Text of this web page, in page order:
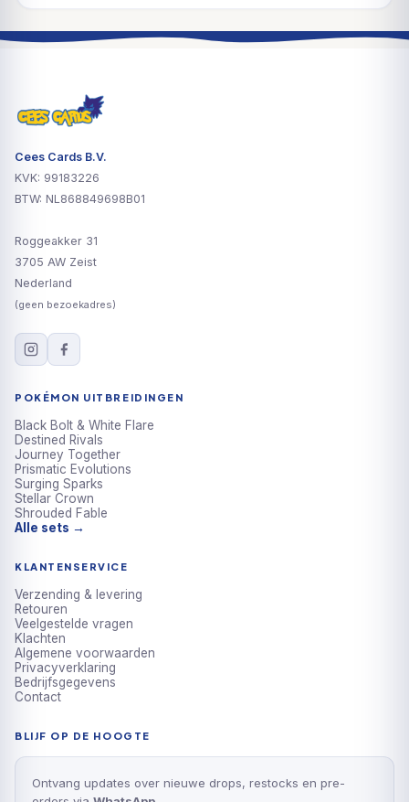
Cees Cards B.V.
KVK: 99183226
BTW: NL868849698B01
Roggeakker 31
3705 AW Zeist
Nederland
(geen bezoekadres)
POKÉMON UITBREIDINGEN
Black Bolt & White Flare
Destined Rivals
Journey Together
Prismatic Evolutions
Surging Sparks
Stellar Crown
Shrouded Fable
Alle sets →
KLANTENSERVICE
Verzending & levering
Retouren
Veelgestelde vragen
Klachten
Algemene voorwaarden
Privacyverklaring
Bedrijfsgegevens
Contact
BLIJF OP DE HOOGTE
Ontvang updates over nieuwe drops, restocks en pre-